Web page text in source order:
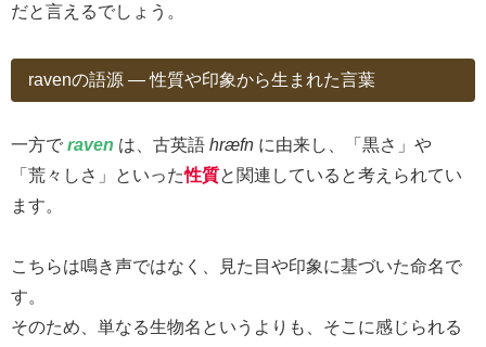
だと言えるでしょう。
ravenの語源 ― 性質や印象から生まれた言葉
一方で raven は、古英語 hræfn に由来し、「黒さ」や
「荒々しさ」といった性質と関連していると考えられてい
ます。
こちらは鳴き声ではなく、見た目や印象に基づいた命名で
す。
そのため、単なる生物名というよりも、そこに感じられる